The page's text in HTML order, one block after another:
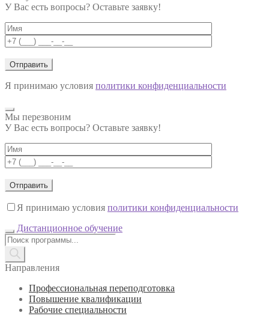
У Вас есть вопросы? Оставьте заявку!
Я принимаю условия политики конфиденциальности
Мы перезвоним
У Вас есть вопросы? Оставьте заявку!
Я принимаю условия политики конфиденциальности
Дистанционное обучение
Поиск
товаров
Направления
Профессиональная переподготовка
Повышение квалификации
Рабочие специальности